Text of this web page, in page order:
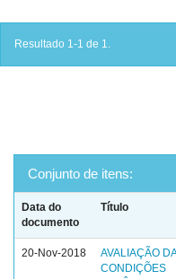
Resultado 1-1 de 1.
Conjunto de itens:
Data do
documento
Título
20-Nov-2018
AVALIAÇÃO
CONDIÇÕES